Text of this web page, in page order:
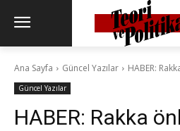
Ana Sayfa Güncel Yazılar HABER:
Güncel Yazılar
HABER: Rakka